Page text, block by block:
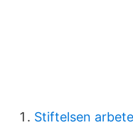
Stiftelsen